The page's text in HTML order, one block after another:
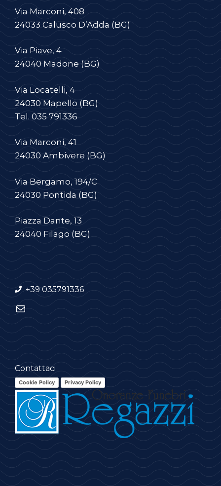
Via Marconi, 408
24033 Calusco D’Adda (BG)
Via Piave, 4
24040 Madone (BG)
Via Locatelli, 4
24030 Mapello (BG)
Tel. 035 791336
Via Marconi, 41
24030 Ambivere (BG)
Via Bergamo, 194/C
24030 Pontida (BG)
Piazza Dante, 13
24040 Filago (BG)
+39035791336
Email
Contattaci
Cookie Policy Privacy Policy